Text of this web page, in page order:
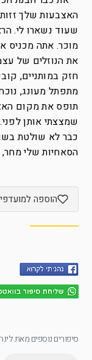
האצבעות שלך
שעוד נשארו לי.
מוכר. אתה מכניס
את הנוזלים של
חזק במותניים,
מתפתל מעונג,
תופס את מקום
שמצצתי אותן
כבר לא שולטת
הסאחיות שלי
הוספה
סיפורים נוספים מאת